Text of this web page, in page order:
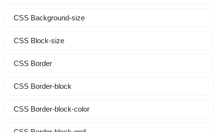
CSS Background-size
CSS Block-size
CSS Border
CSS Border-block
CSS Border-block-color